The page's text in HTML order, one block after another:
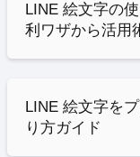
LINE 絵文字の
利ワザから活用
LINE 絵文字を
り方ガイド